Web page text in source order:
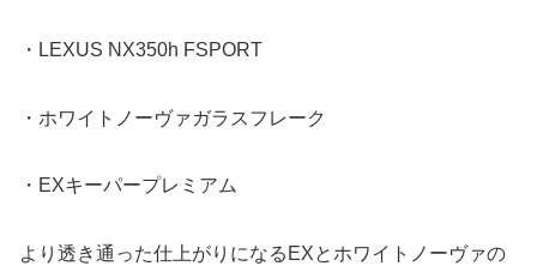
・LEXUS NX350h FSPORT
・ホワイトノーヴァガラスフレーク
・EXキーパープレミアム
より透き通った仕上がりになるEXとホワイトノーヴァの